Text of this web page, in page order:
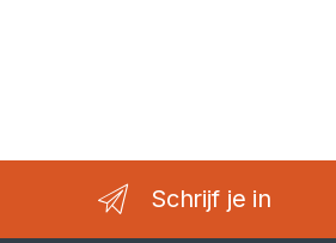
Schrijf je in